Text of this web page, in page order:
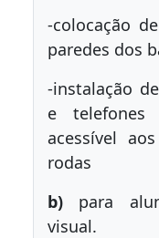
-colocação
paredes dos
-instalação
e telefones
acessível
rodas
b) para
visual.